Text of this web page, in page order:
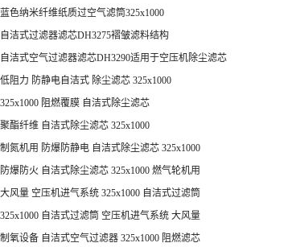
蓝色纳米纤维纸质过空气滤筒325x1000
自洁式过滤器滤芯DH3275褶皱滤料结构
自洁式空气过滤器滤芯DH3290适用于空压机除尘滤芯
低阻力 防静电自洁式 除尘滤芯 325x1000
325x1000 阻燃覆膜 自洁式除尘滤芯
聚酯纤维 自洁式除尘滤芯 325x1000
制氮机用 防爆防静电 自洁式除尘滤芯 325x1000
防爆防火 自洁式除尘滤芯 325x1000 燃气轮机用
大风量 空压机进气系统 325x1000 自洁式过滤筒
325x1000 自洁式过滤筒 空压机进气系统 大风量
制氧设备 自洁式空气过滤器 325x1000 阻燃滤芯